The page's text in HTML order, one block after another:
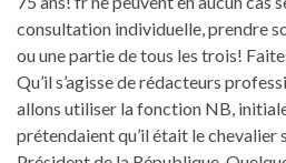
consultation individuelle, prendre
ou une partie de tous les trois!
Qu’il s’agisse de rédacteurs
allons utiliser la fonction NB,
prétendaient qu’il était le chevalier